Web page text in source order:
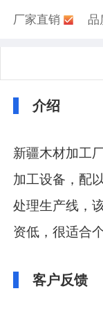
厂家直销 品
介绍
新疆木材加工
加工设备，配
处理生产线，
资低，很适合
客户反馈